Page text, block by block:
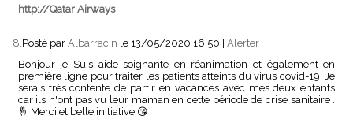
http://Qatar Airways
8.Posté par Albarracin le 13/05/2020 16:50
Alerter
Bonjour je Suis aide soignante en réanimation et également en
première ligne pour traiter les patients atteints du virus covid-19. Je
serais très contente de partir en vacances avec mes deux enfants
car ils n'ont pas vu leur maman en cette période de crise sanitaire .
🤞 Merci et belle initiative 😘